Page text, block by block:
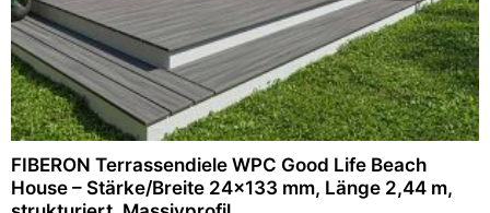
6
€
FIBERON Terrassendiele WPC Good Life Beach
House – Stärke/Breite 24×133 mm, Länge 2,44 m,